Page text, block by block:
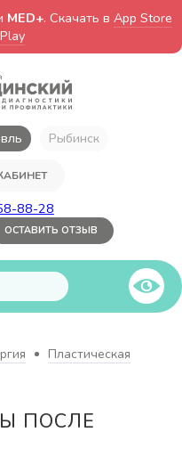
MED+. Скачать в App Store
Рыбинск
88-28
ОСТАВИТЬ ОТЗЫВ
Пластическая
ПОСЛЕ